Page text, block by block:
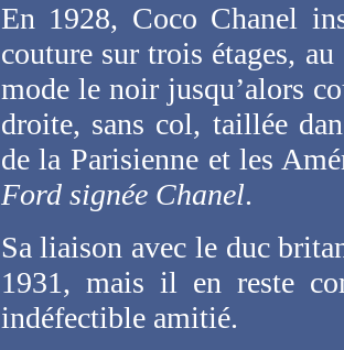
En 1928, Coco Chanel
couture sur trois étages,
mode le noir jusqu’alors
droite, sans col, taillée
de la Parisienne et les
Ford signée Chanel.
Sa liaison avec le duc
1931, mais il en reste
indéfectible amitié.